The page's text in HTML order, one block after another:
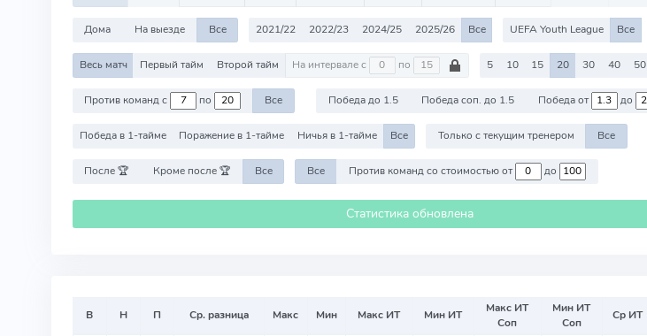
Дома На выезде Все 2021/22 2022/23 2024/25 2025/26 Все UEFA Youth League Все
Весь матч Первый тайм Второй тайм На интервале с по 5 10 15 20 30 40 50
Против команд с по Все Победа до 1.5 Победа соп. до 1.5 Победа от до
Победа в 1-тайме Поражение в 1-тайме Ничья в 1-тайме Все Только с текущим тренером Все
После 🏆 Кроме после 🏆 Все Все Против команд со стоимостью от до
Статистика обновлена
В Н П Ср. разница Макс Мин Макс ИТ Мин ИТ
Макс ИТ
Соп
Мин ИТ
Соп
Ср ИТ